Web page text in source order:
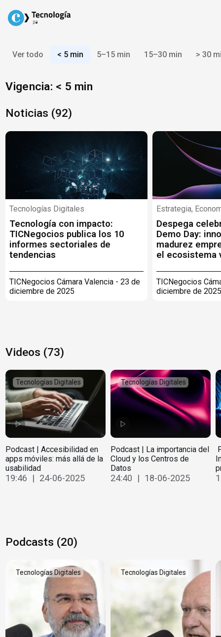
content
Ver todo < 5 min 5–15 min 15–30 min > 30
Vigencia: < 5 min
Noticias (92)
Tecnologías Digitales
Tecnología con impacto:
TICNegocios publica los 10
informes sectoriales de
tendencias
TICNegocios Cámara Valencia - 23 de
diciembre de 2025
Estrategia,
Despega
Demo Day:
madurez
el ecosistema
TICNegocios
diciembre de
Videos (73)
Tecnologías Digitales
Podcast | Accesibilidad en
apps móviles: más allá de la
usabilidad
19:46 | 24-06-2025
Tecnologías Digitales
Podcast | La importancia del
Cloud y los Centros de
Datos
24:40 | 18-06-2025
Podcasts (20)
Tecnologías Digitales Tecnologías Digitales